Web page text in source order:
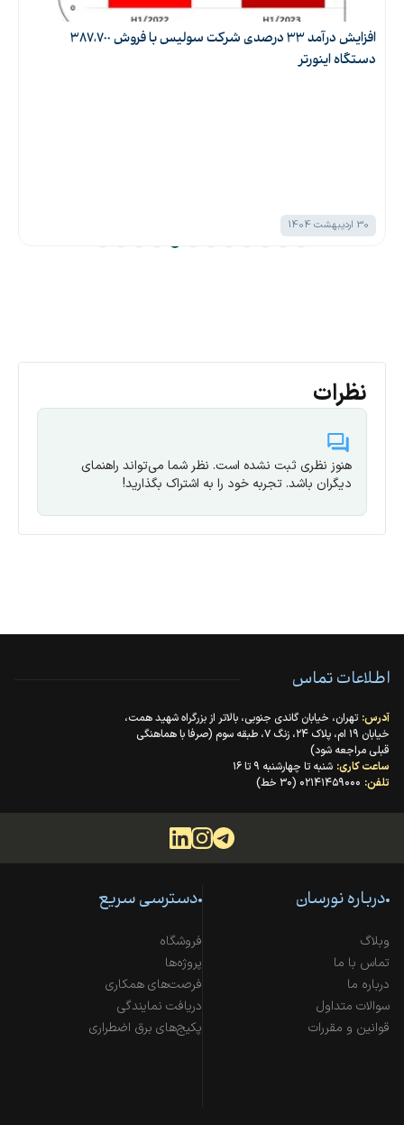
افزایش درآمد 33 درصدی شرکت سولیس با فروش 387،700
دستگاه اینورتر
30 اردیبهشت 1404
نظرات
هنوز نظری ثبت نشده است. نظر شما می‌تواند راهنمای
دیگران باشد. تجربه خود را به اشتراک بگذارید!
اطلاعات تماس
آدرس: تهران، خیابان گاندی جنوبی، بالاتر از بزرگراه شهید همت،
خیابان ۱۹ ام، پلاک ۲۴، زنگ ۷، طبقه سوم (صرفا با هماهنگی
قبلی مراجعه شود)
ساعت کاری: شنبه تا چهارشنبه ۹ تا ۱۶
تلفن: ۰۲۱۴۱۴۵۹۰۰۰ (۳۰ خط)
درباره نورسان
وبلاگ
تماس با ما
درباره ما
سوالات متداول
قوانین و مقررات
دسترسی سریع
فروشگاه
پروژه‌ها
فرصت‌های همکاری
دریافت نمایندگی
پکیج‌های برق اضطراری